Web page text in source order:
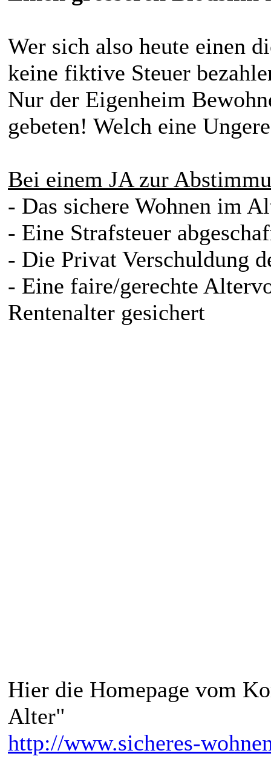
Wer sich also heute einen
keine fiktive Steuer
Nur der Eigenheim
gebeten! Welch eine
Bei einem JA zur
- Das sichere Wohnen im
- Eine Strafsteuer
- Die Privat Verschuldung
- Eine faire/gerechte
Rentenalter gesichert
Hier die Homepage vom
Alter"
http://www.sicheres-